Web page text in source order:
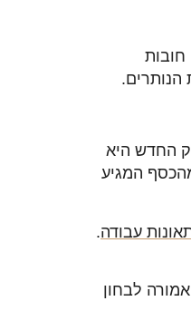
מוגנים, כגון חובות
הנותרים.
החדש היא
המגיע
עבודה.
כלכלי. הוועדה אמורה לבחון